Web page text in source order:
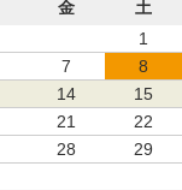
金
土
1
7
8
14
15
21
22
28
29